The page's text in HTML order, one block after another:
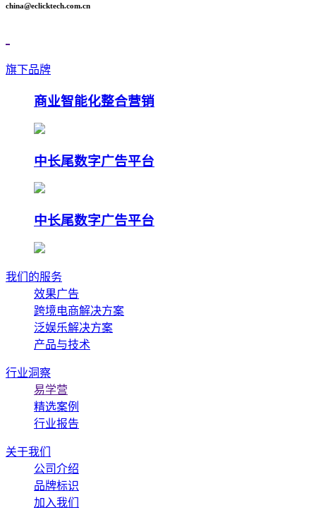
china@eclicktech.com.cn
旗下品牌
商业智能化整合营销
中长尾数字广告平台
中长尾数字广告平台
我们的服务
效果广告
跨境电商解决方案
泛娱乐解决方案
产品与技术
行业洞察
易学营
精选案例
行业报告
关于我们
公司介绍
品牌标识
加入我们